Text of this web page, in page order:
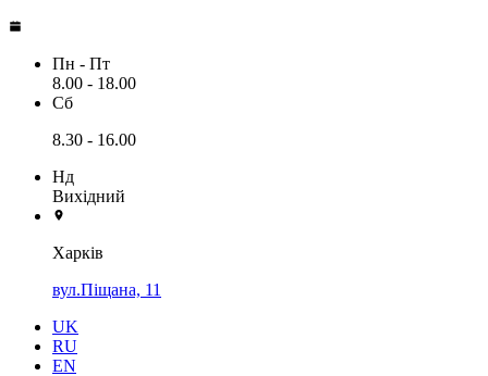
Пн - Пт
8.00 - 18.00
Сб
8.30 - 16.00
Нд
Вихідний
Харків
вул.Піщана, 11
UK
RU
EN